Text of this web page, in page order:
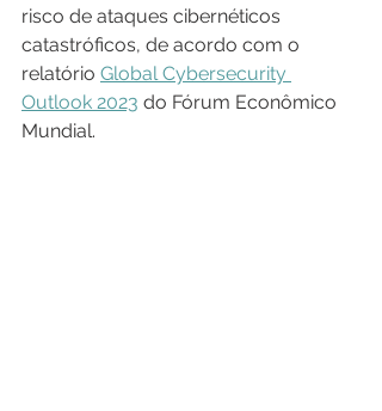
risco de ataques cibernéticos
catastróficos, de acordo com o
relatório Global Cybersecurity
Outlook 2023 do Fórum Econômico
Mundial.